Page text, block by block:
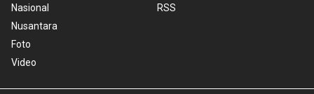
Nasional
Nusantara
Foto
Video
RSS